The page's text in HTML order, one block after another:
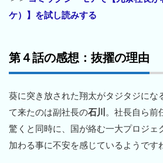
ケ）】を試し読みする
第４話の感想：抜擢の理由
葵に突き放された翔太がタジタジにな
て来たのは副社長の石川 。社長自ら前
驚くと同時に、国が絡む一大プロジェ
加わる事に不安を感じているようです